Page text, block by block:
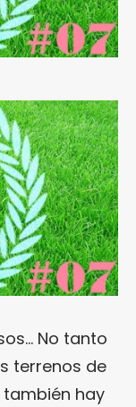
No tanto
terrenos de
hay